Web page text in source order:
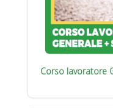
Corso lavoratore